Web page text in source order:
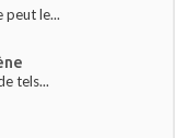
peut le...
tels...